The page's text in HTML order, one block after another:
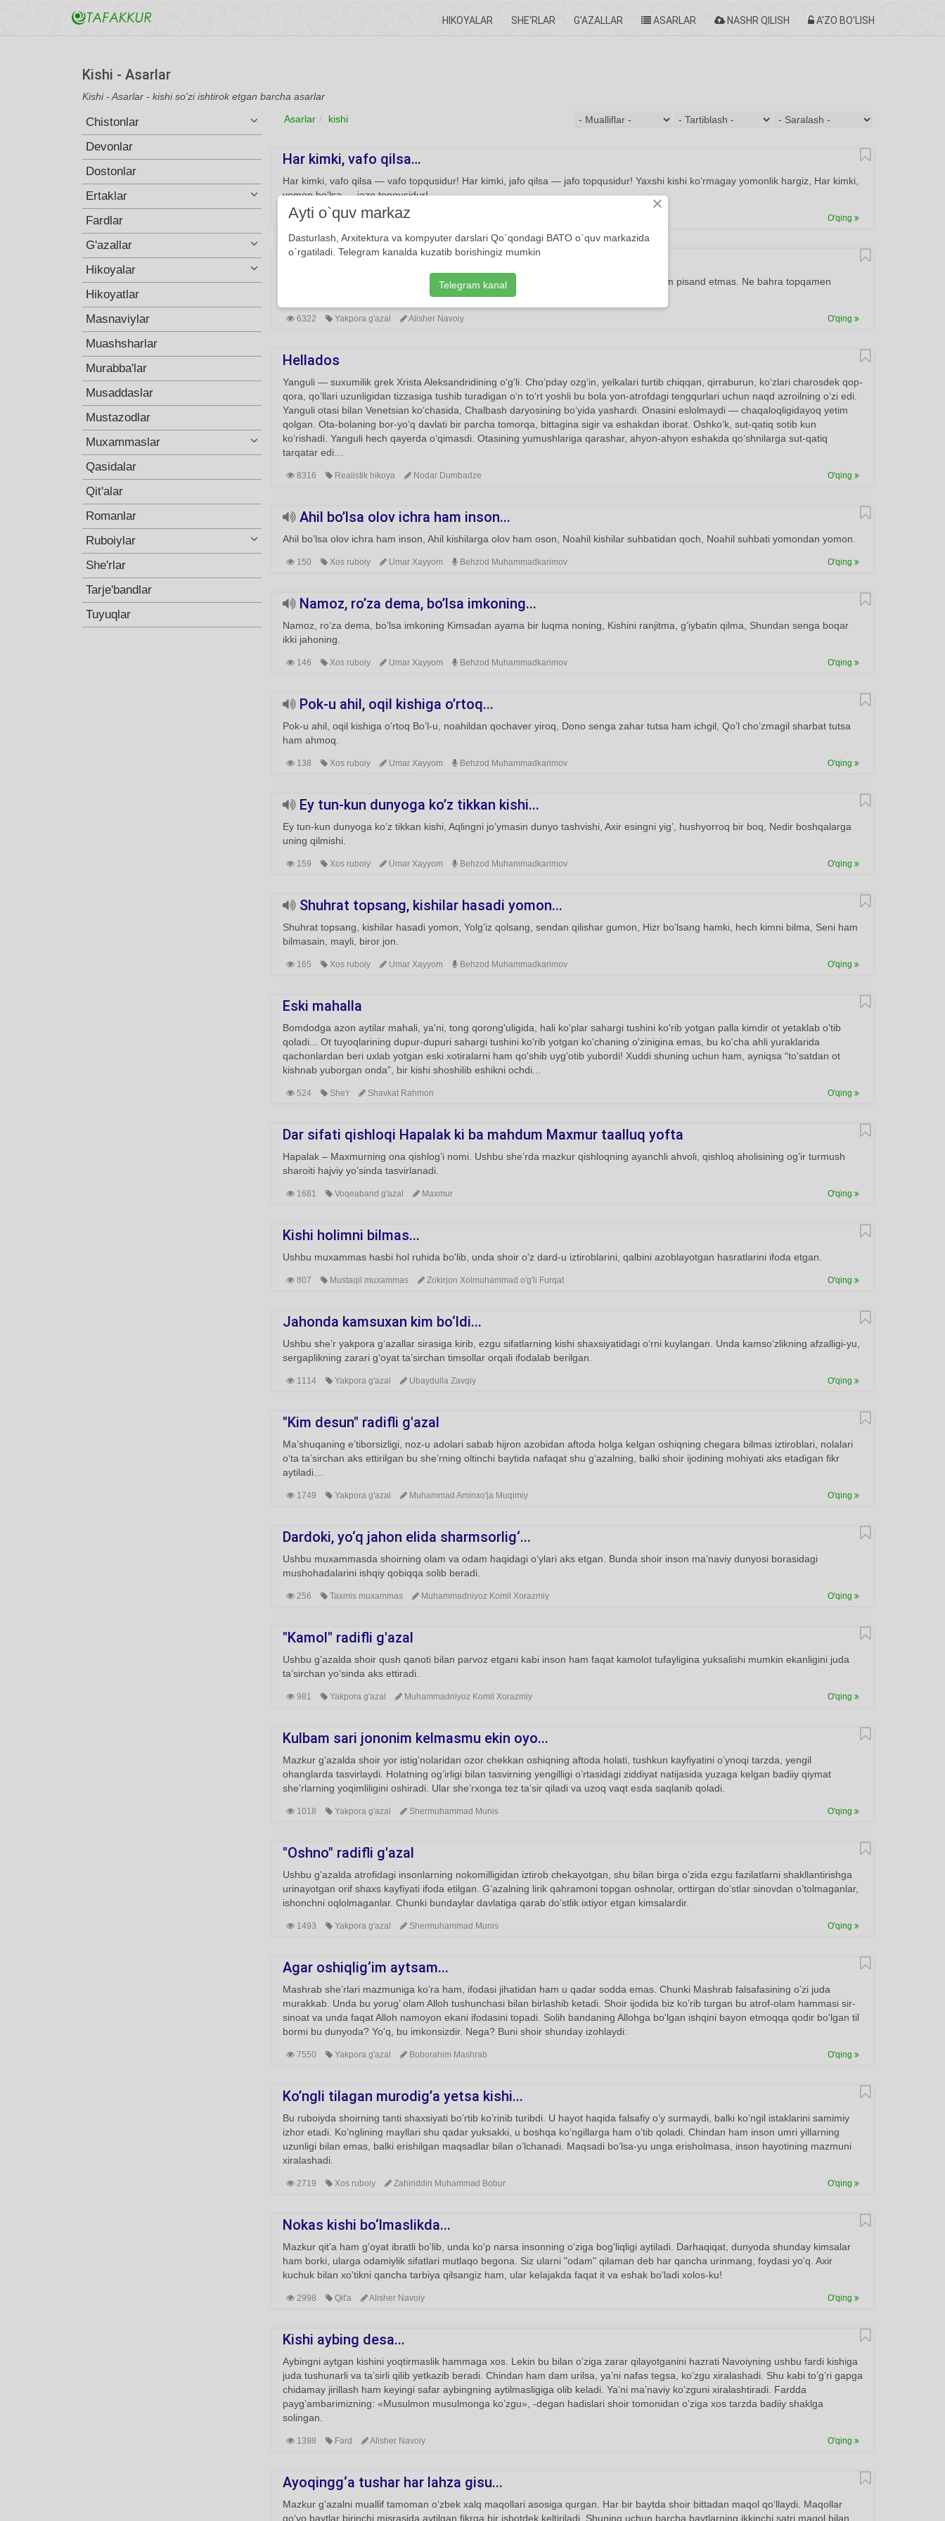
HIKOYALAR SHE'RLAR G'AZALLAR ASARLAR NASHR QILISH A'ZO BO'LISH
Kishi - Asarlar
Kishi - Asarlar - kishi so'zi ishtirok etgan barcha asarlar
Chistonlar
Devonlar
Dostonlar
Ertaklar
Fardlar
G'azallar
Hikoyalar
Hikoyatlar
Masnaviylar
Muashsharlar
Murabba'lar
Musaddaslar
Mustazodlar
Muxammaslar
Qasidalar
Qit'alar
Romanlar
Ruboiylar
She'rlar
Tarje'bandlar
Tuyuqlar
Asarlar kishi
Har kimki, vafo qilsa…
Har kimki, vafo qilsa — vafo topqusidur! Har kimki, jafo qilsa — jafo topqusidur! Yaxshi kishi ko‘rmagay yomonlik hargiz, Har kimki,
yomon bo‘lsa — jazo topqusidur!
20248 Xos ruboiy Zahiriddin Muhammad Bobur O'qing
Meni men istagan…
Meni men istagan o‘z suhbatiga arjumand etmas, Meni istar kishining suhbatin ko‘nglum pisand etmas. Ne bahra topqamen
andinki, mendin istagay bahra, Chu ulkim, bahrayi andin tilarmen, bahramand etmas.
6322 Yakpora g'azal Alisher Navoiy O'qing
Hellados
Yanguli — suxumilik grek Xrista Aleksandridining oʻgʻli. Choʻpday ozgʻin, yelkalari turtib chiqqan, qirraburun, koʻzlari charosdek qop-
qora, qoʻllari uzunligidan tizzasiga tushib turadigan oʻn toʻrt yoshli bu bola yon-atrofdagi tengqurlari uchun naqd azroilning oʻzi edi.
Yanguli otasi bilan Venetsian koʻchasida, Chalbash daryosining boʻyida yashardi. Onasini eslolmaydi — chaqaloqligidayoq yetim
qolgan. Ota-bolaning bor-yoʻq davlati bir parcha tomorqa, bittagina sigir va eshakdan iborat. Oshkoʻk, sut-qatiq sotib kun
koʻrishadi. Yanguli hech qayerda oʻqimasdi. Otasining yumushlariga qarashar, ahyon-ahyon eshakda qoʻshnilarga sut-qatiq
tarqatar edi…
8316 Realistik hikoya Nodar Dumbadze O'qing
Ahil bo’lsa olov ichra ham inson...
Ahil bo’lsa olov ichra ham inson, Ahil kishilarga olov ham oson, Noahil kishilar suhbatidan qoch, Noahil suhbati yomondan yomon.
150 Xos ruboiy Umar Xayyom Behzod Muhammadkarimov O'qing
Namoz, ro’za dema, bo’lsa imkoning...
Namoz, ro’za dema, bo’lsa imkoning Kimsadan ayama bir luqma noning, Kishini ranjitma, g’iybatin qilma, Shundan senga boqar
ikki jahoning.
146 Xos ruboiy Umar Xayyom Behzod Muhammadkarimov O'qing
Pok-u ahil, oqil kishiga o’rtoq...
Pok-u ahil, oqil kishiga o’rtoq Bo’l-u, noahildan qochaver yiroq, Dono senga zahar tutsa ham ichgil, Qo’l cho’zmagil sharbat tutsa
ham ahmoq.
138 Xos ruboiy Umar Xayyom Behzod Muhammadkarimov O'qing
Ey tun-kun dunyoga ko’z tikkan kishi...
Ey tun-kun dunyoga ko’z tikkan kishi, Aqlingni jo’ymasin dunyo tashvishi, Axir esingni yig’, hushyorroq bir boq, Nedir boshqalarga
uning qilmishi.
159 Xos ruboiy Umar Xayyom Behzod Muhammadkarimov O'qing
Shuhrat topsang, kishilar hasadi yomon...
Shuhrat topsang, kishilar hasadi yomon, Yolg’iz qolsang, sendan qilishar gumon, Hizr bo’lsang hamki, hech kimni bilma, Seni ham
bilmasain, mayli, biror jon.
165 Xos ruboiy Umar Xayyom Behzod Muhammadkarimov O'qing
Eski mahalla
Bomdodga azon aytilar mahali, ya'ni, tong qorong'uligida, hali ko'plar sahargi tushini ko'rib yotgan palla kimdir ot yetaklab o'tib
qoladi... Ot tuyoqlarining dupur-dupuri sahargi tushini ko'rib yotgan ko'chaning o'zinigina emas, bu ko'cha ahli yuraklarida
qachonlardan beri uxlab yotgan eski xotiralarni ham qo'shib uyg'otib yubordi! Xuddi shuning uchun ham, ayniqsa “to'satdan ot
kishnab yuborgan onda”, bir kishi shoshilib eshikni ochdi...
524 She'r Shavkat Rahmon O'qing
Dar sifati qishloqi Hapalak ki ba mahdum Maxmur taalluq yofta
Hapalak – Maxmurning ona qishlog’i nomi. Ushbu she’rda mazkur qishloqning ayanchli ahvoli, qishloq aholisining og’ir turmush
sharoiti hajviy yo’sinda tasvirlanadi.
1681 Voqeaband g'azal Maxmur O'qing
Kishi holimni bilmas...
Ushbu muxammas hasbi hol ruhida bo'lib, unda shoir o'z dard-u iztiroblarini, qalbini azoblayotgan hasratlarini ifoda etgan.
807 Mustaqil muxammas Zokirjon Xolmuhammad o'g'li Furqat O'qing
Jahonda kamsuxan kim bo‘ldi...
Ushbu she’r yakpora g‘azallar sirasiga kirib, ezgu sifatlarning kishi shaxsiyatidagi o‘rni kuylangan. Unda kamso‘zlikning afzalligi-yu,
sergaplikning zarari g‘oyat ta’sirchan timsollar orqali ifodalab berilgan.
1114 Yakpora g'azal Ubaydulla Zavqiy O'qing
"Kim desun" radifli g'azal
Ma’shuqaning e’tiborsizligi, noz-u adolari sabab hijron azobidan aftoda holga kelgan oshiqning chegara bilmas iztiroblari, nolalari
o‘ta ta’sirchan aks ettirilgan bu she’rning oltinchi baytida nafaqat shu g‘azalning, balki shoir ijodining mohiyati aks etadigan fikr
aytiladi…
1749 Yakpora g'azal Muhammad Aminxo'ja Muqimiy O'qing
Dardoki, yo‘q jahon elida sharmsorlig‘...
Ushbu muxammasda shoirning olam va odam haqidagi o‘ylari aks etgan. Bunda shoir inson ma’naviy dunyosi borasidagi
mushohadalarini ishqiy qobiqqa solib beradi.
256 Taxmis muxammas Muhammadniyoz Komil Xorazmiy O'qing
"Kamol" radifli g'azal
Ushbu g’azalda shoir qush qanoti bilan parvoz etgani kabi inson ham faqat kamolot tufayligina yuksalishi mumkin ekanligini juda
ta’sirchan yo‘sinda aks ettiradi.
981 Yakpora g'azal Muhammadniyoz Komil Xorazmiy O'qing
Kulbam sari jononim kelmasmu ekin oyo...
Mazkur g'azalda shoir yor istig’nolaridan ozor chekkan oshiqning aftoda holati, tushkun kayfiyatini o’ynoqi tarzda, yengil
ohanglarda tasvirlaydi. Holatning og’irligi bilan tasvirning yengilligi o’rtasidagi ziddiyat natijasida yuzaga kelgan badiiy qiymat
she’rlarning yoqimliligini oshiradi. Ular she’rxonga tez ta’sir qiladi va uzoq vaqt esda saqlanib qoladi.
1018 Yakpora g'azal Shermuhammad Munis O'qing
"Oshno" radifli g'azal
Ushbu g'azalda atrofidagi insonlarning nokomilligidan iztirob chekayotgan, shu bilan birga o’zida ezgu fazilatlarni shakllantirishga
urinayotgan orif shaxs kayfiyati ifoda etilgan. G’azalning lirik qahramoni topgan oshnolar, orttirgan do’stlar sinovdan o’tolmaganlar,
ishonchni oqlolmaganlar. Chunki bundaylar davlatiga qarab do’stlik ixtiyor etgan kimsalardir.
1493 Yakpora g'azal Shermuhammad Munis O'qing
Agar oshiqlig‘im aytsam...
Mashrab she’rlari mazmuniga ko’ra ham, ifodasi jihatidan ham u qadar sodda emas. Chunki Mashrab falsafasining o’zi juda
murakkab. Unda bu yorug’ olam Alloh tushunchasi bilan birlashib ketadi. Shoir ijodida biz ko’rib turgan bu atrof-olam hammasi sir-
sinoat va unda faqat Alloh namoyon ekani ifodasini topadi. Solih bandaning Allohga bo'lgan ishqini bayon etmoqqa qodir bo'lgan til
bormi bu dunyoda? Yo'q, bu imkonsizdir. Nega? Buni shoir shunday izohlaydi:
7550 Yakpora g'azal Boborahim Mashrab O'qing
Ko’ngli tilagan murodig’a yetsa kishi...
Bu ruboiyda shoirning tanti shaxsiyati bo’rtib ko’rinib turibdi. U hayot haqida falsafiy o’y surmaydi, balki ko’ngil istaklarini samimiy
izhor etadi. Ko’nglining mayllari shu qadar yuksakki, u boshqa ko’ngillarga ham o’tib qoladi. Chindan ham inson umri yillarning
uzunligi bilan emas, balki erishilgan maqsadlar bilan o’lchanadi. Maqsadi bo’lsa-yu unga erisholmasa, inson hayotining mazmuni
xiralashadi.
2719 Xos ruboiy Zahiriddin Muhammad Bobur O'qing
Nokas kishi bo‘lmaslikda...
Mazkur qit'a ham g'oyat ibratli bo'lib, unda ko'p narsa insonning o'ziga bog'liqligi aytiladi. Darhaqiqat, dunyoda shunday kimsalar
ham borki, ularga odamiylik sifatlari mutlaqo begona. Siz ularni "odam" qilaman deb har qancha urinmang, foydasi yo'q. Axir
kuchuk bilan xo'tikni qancha tarbiya qilsangiz ham, ular kelajakda faqat it va eshak bo'ladi xolos-ku!
2998 Qit'a Alisher Navoiy O'qing
Kishi aybing desa...
Aybingni aytgan kishini yoqtirmaslik hammaga xos. Lekin bu bilan o’ziga zarar qilayotganini hazrati Navoiyning ushbu fardi kishiga
juda tushunarli va ta’sirli qilib yetkazib beradi. Chindan ham dam urilsa, ya’ni nafas tegsa, ko’zgu xiralashadi. Shu kabi to’g’ri gapga
chidamay jirillash ham keyingi safar aybingning aytilmasligiga olib keladi. Ya’ni ma’naviy ko’zguni xiralashtiradi. Fardda
payg’ambarimizning: «Musulmon musulmonga ko’zgu», -degan hadislari shoir tomonidan o’ziga xos tarzda badiiy shaklga
solingan.
1398 Fard Alisher Navoiy O'qing
Ayoqingg‘a tushar har lahza gisu...
Mazkur g'azalni muallif tamoman o‘zbek xalq maqollari asosiga qurgan. Har bir baytda shoir bittadan maqol qo‘llaydi. Maqollar
go‘yo baytlar birinchi misrasida aytilgan fikrga bir isbotdek keltiriladi. Shuning uchun barcha baytlarning ikkinchi satri maqol bilan
×
Ayti o`quv markaz
Dasturlash, Arxitektura va kompyuter darslari Qo`qondagi BATO o`quv markazida
o`rgatiladi. Telegram kanalda kuzatib borishingiz mumkin
Telegram kanal